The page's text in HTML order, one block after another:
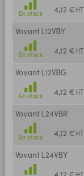
En stock 4,12 €HT
Voyant L12VBY
En stock 4,12 €HT
Voyant L12VBG
En stock 4,12 €HT
Voyant L24VBR
En stock 4,12 €HT
Voyant L24VBY
HT